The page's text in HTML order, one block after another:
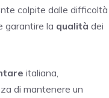
colpite dalle difficoltà
garantire la qualità dei
italiana,
di mantenere un